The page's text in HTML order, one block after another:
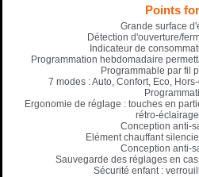
Points
Grande surface
Détection d'ouverture/
Indicateur de
Programmation hebdomadaire
Programmable par fil
7 modes : Auto, Confort, Eco,
Ergonomie de réglage : touches en
rétro-
Conception anti-
Elément chauffant
Conception anti-
Sauvegarde des réglages en
Sécurité enfant :